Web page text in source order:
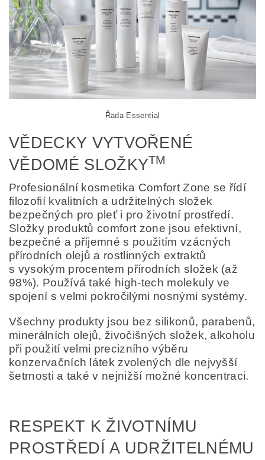
Řada Essential
VĚDECKY VYTVOŘENÉ
VĚDOMÉ SLOŽKYTM
Profesionální kosmetika Comfort Zone se řídí
filozofií kvalitních a udržitelných složek
bezpečných pro pleť i pro životní prostředí.
Složky produktů comfort zone jsou efektivní,
bezpečné a příjemné s použitím vzácných
přírodních olejů a rostlinných extraktů
s vysokým procentem přírodních složek (až
98%). Používá také high-tech molekuly ve
spojení s velmi pokročilými nosnými systémy.
Všechny produkty jsou bez silikonů, parabenů,
minerálních olejů, živočišných složek, alkoholu
při použití velmi precizního výběru
konzervačních látek zvolených dle nejvyšší
šetrnosti a také v nejnižší možné koncentraci.
RESPEKT K ŽIVOTNÍMU
PROSTŘEDÍ A UDRŽITELNÉMU